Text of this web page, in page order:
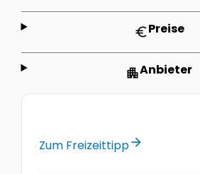
euroPreise
apartmentAnbieter
Zum Freizeittipparrow_forward